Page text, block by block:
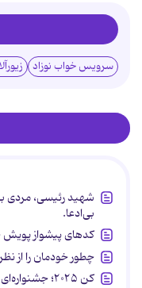
سرویس خواب نوزاد
شهید رئیسی، مردی
بی‌ادعا.
کدهای پیشواز
چطور خودمان را از نظر ذهنی ۳۸
کن ۲۰۲۵؛ جشنواره‌ای علیه خانواده